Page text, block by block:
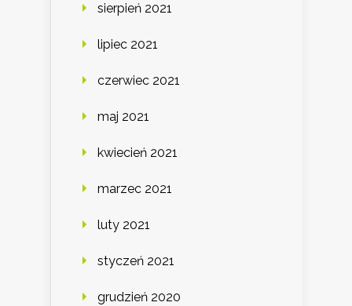
sierpień 2021
lipiec 2021
czerwiec 2021
maj 2021
kwiecień 2021
marzec 2021
luty 2021
styczeń 2021
grudzień 2020